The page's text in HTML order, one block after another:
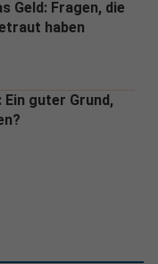
Geld: Fragen, die
haben
Ein guter Grund,